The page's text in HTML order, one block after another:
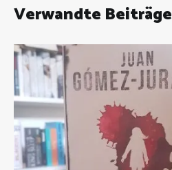
Verwandte Beiträge